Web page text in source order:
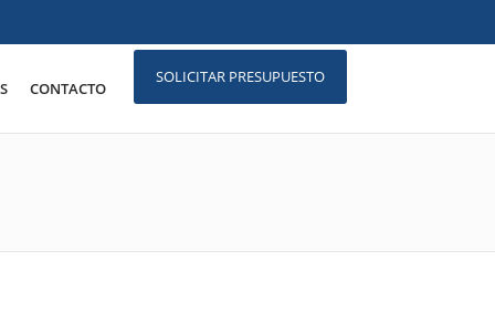
CONTACTO
SOLICITAR PRESUPUESTO